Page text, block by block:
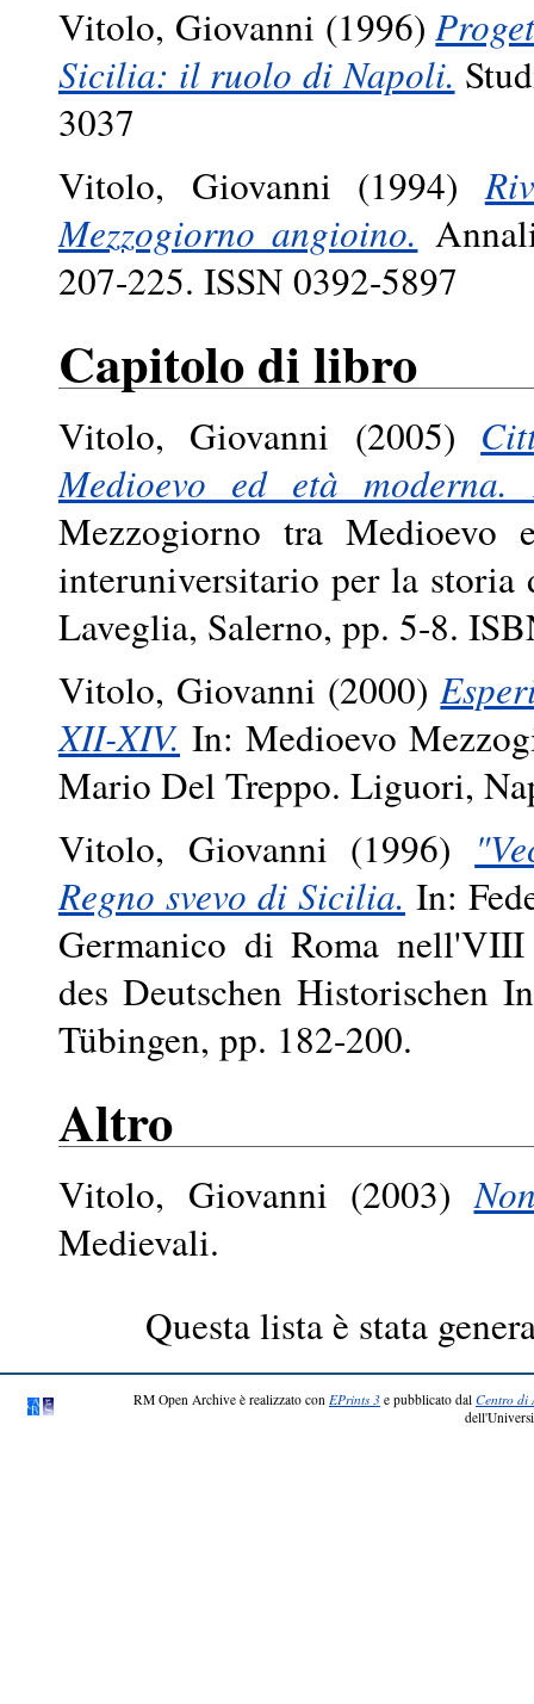
Vitolo, Giovanni (1996)
Sicilia: il ruolo di Napoli.
3037
Vitolo, Giovanni (1994)
Mezzogiorno angioino.
207-225. ISSN 0392-5897
Capitolo di libro
Vitolo, Giovanni (2005)
Medioevo ed età moderna.
Mezzogiorno tra Medioevo
interuniversitario per la storia
Laveglia, Salerno, pp. 5-8.
Vitolo, Giovanni (2000)
XII-XIV. In: Medioevo
Mario Del Treppo. Liguori,
Vitolo, Giovanni (1996)
Regno svevo di Sicilia. In:
Germanico di Roma
des Deutschen Historischen
Tübingen, pp. 182-200.
Altro
Vitolo, Giovanni (2003)
Medievali.
Questa lista è stata
RM Open Archive è realizzato con EPrints 3 e pubblicato dal Centro di